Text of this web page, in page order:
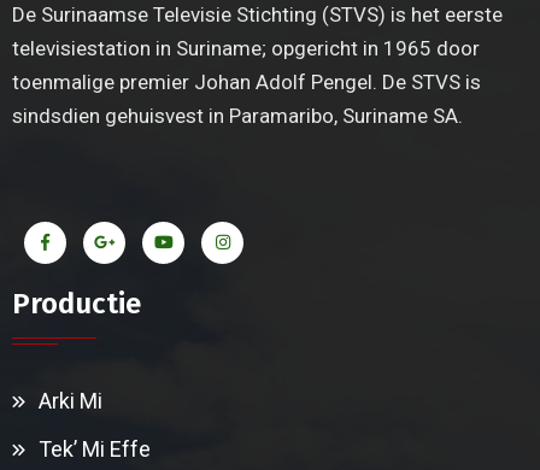
De Surinaamse Televisie Stichting (STVS) is het eerste
televisiestation in Suriname; opgericht in 1965 door
toenmalige premier Johan Adolf Pengel. De STVS is
sindsdien gehuisvest in Paramaribo, Suriname SA.
Productie
Arki Mi
Tek’ Mi Effe